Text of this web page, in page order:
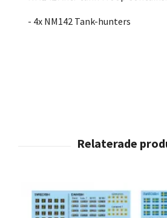
- 4x NM142 Tank-hunters